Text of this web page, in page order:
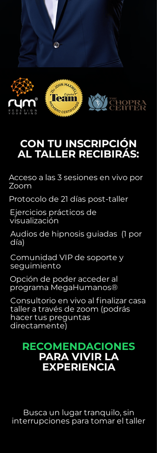
CON TU INSCRIPCIÓN
AL TALLER RECIBIRÁS:
Acceso a las 3 sesiones en vivo por
Zoom
Protocolo de 21 días post-taller
Ejercicios prácticos de
visualización
Audios de hipnosis guiadas (1 por
día)
Comunidad VIP de soporte y
seguimiento
Opción de poder acceder al
programa MegaHumanos®
Consultorio en vivo al finalizar casa
taller a través de zoom (podrás
hacer tus preguntas
directamente)
RECOMENDACIONES
PARA VIVIR LA
EXPERIENCIA
Busca un lugar tranquilo, sin
interrupciones para tomar el taller